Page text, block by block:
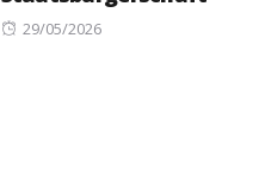
Posted
29/05/2026